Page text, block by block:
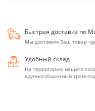
Быстрая доставка по
Мы доставим Ваш товар
Удобный склад
На территорию нашего
крупногабаритный